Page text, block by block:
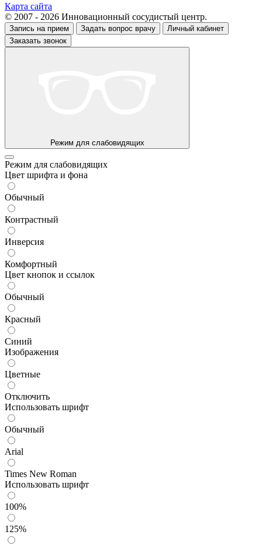
Карта сайта
© 2007 - 2026 Инновационный сосудистый центр.
Запись на прием Задать вопрос врачу
Личный кабинет
Заказать звонок
Режим для слабовидящих
Режим для слабовидящих
Цвет шрифта и фона
Обычный
Контрастный
Инверсия
Комфортный
Цвет кнопок и ссылок
Обычный
Красный
Синий
Изображения
Цветные
Отключить
Использовать шрифт
Обычный
Arial
Times New Roman
Использовать шрифт
100%
125%